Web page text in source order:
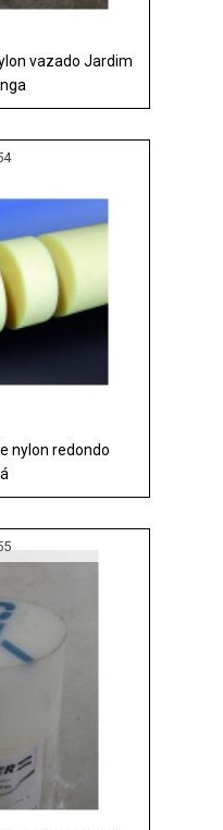
vazado Jardim
nylon redondo